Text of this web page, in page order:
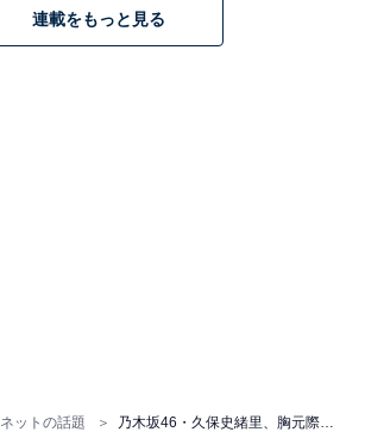
ネットの話題
連載をもっと見る